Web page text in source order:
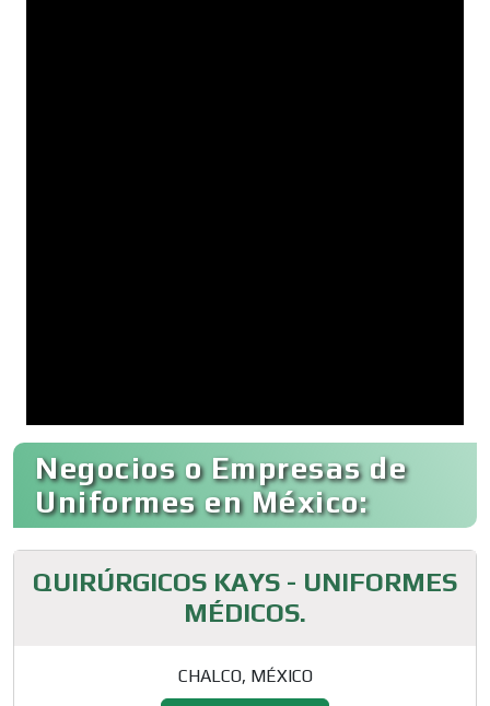
Negocios o Empresas de
Uniformes en México:
QUIRÚRGICOS KAYS - UNIFORMES
MÉDICOS.
CHALCO, MÉXICO